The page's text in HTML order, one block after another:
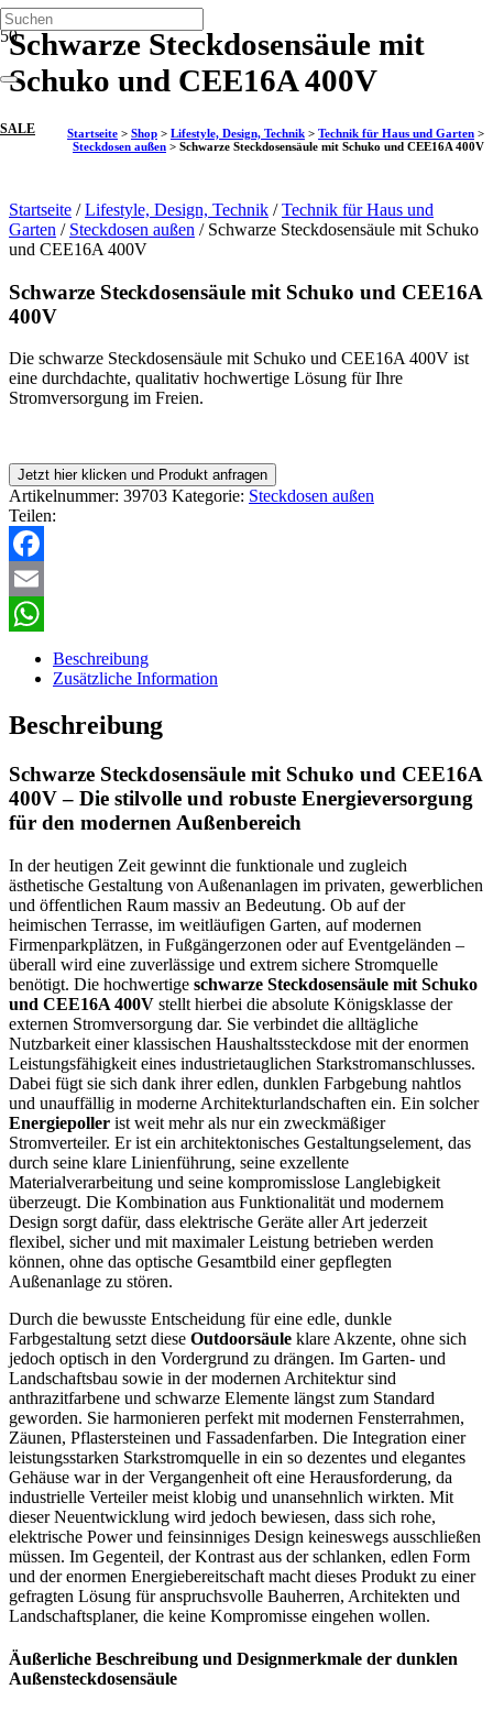
SALE
Schwarze Steckdosensäule mit
Schuko und CEE16A 400V
Startseite > Shop > Lifestyle, Design, Technik > Technik für Haus und Garten >
Steckdosen außen > Schwarze Steckdosensäule mit Schuko und CEE16A 400V
Startseite /Lifestyle, Design, Technik /Technik für Haus und
Garten / Steckdosen außen / Schwarze Steckdosensäule mit Schuko
und CEE16A 400V
Schwarze Steckdosensäule mit Schuko und CEE16A
400V
Die schwarze Steckdosensäule mit Schuko und CEE16A 400V ist
eine durchdachte, qualitativ hochwertige Lösung für Ihre
Stromversorgung im Freien.
Jetzt hier klicken und Produkt anfragen
Artikelnummer: 39703 Kategorie: Steckdosen außen
Teilen:
Facebook
Email
WhatsApp
Beschreibung
Zusätzliche Information
Beschreibung
Schwarze Steckdosensäule mit Schuko und CEE16A
400V – Die stilvolle und robuste Energieversorgung
für den modernen Außenbereich
In der heutigen Zeit gewinnt die funktionale und zugleich
ästhetische Gestaltung von Außenanlagen im privaten, gewerblichen
und öffentlichen Raum massiv an Bedeutung. Ob auf der
heimischen Terrasse, im weitläufigen Garten, auf modernen
Firmenparkplätzen, in Fußgängerzonen oder auf Eventgeländen –
überall wird eine zuverlässige und extrem sichere Stromquelle
benötigt. Die hochwertige schwarze Steckdosensäule mit Schuko
und CEE16A 400V stellt hierbei die absolute Königsklasse der
externen Stromversorgung dar. Sie verbindet die alltägliche
Nutzbarkeit einer klassischen Haushaltssteckdose mit der enormen
Leistungsfähigkeit eines industrietauglichen Starkstromanschlusses.
Dabei fügt sie sich dank ihrer edlen, dunklen Farbgebung nahtlos
und unauffällig in moderne Architekturlandschaften ein. Ein solcher
Energiepoller ist weit mehr als nur ein zweckmäßiger
Stromverteiler. Er ist ein architektonisches Gestaltungselement, das
durch seine klare Linienführung, seine exzellente
Materialverarbeitung und seine kompromisslose Langlebigkeit
überzeugt. Die Kombination aus Funktionalität und modernem
Design sorgt dafür, dass elektrische Geräte aller Art jederzeit
flexibel, sicher und mit maximaler Leistung betrieben werden
können, ohne das optische Gesamtbild einer gepflegten
Außenanlage zu stören.
Durch die bewusste Entscheidung für eine edle, dunkle
Farbgestaltung setzt diese Outdoorsäule klare Akzente, ohne sich
jedoch optisch in den Vordergrund zu drängen. Im Garten- und
Landschaftsbau sowie in der modernen Architektur sind
anthrazitfarbene und schwarze Elemente längst zum Standard
geworden. Sie harmonieren perfekt mit modernen Fensterrahmen,
Zäunen, Pflastersteinen und Fassadenfarben. Die Integration einer
leistungsstarken Starkstromquelle in ein so dezentes und elegantes
Gehäuse war in der Vergangenheit oft eine Herausforderung, da
industrielle Verteiler meist klobig und unansehnlich wirkten. Mit
dieser Neuentwicklung wird jedoch bewiesen, dass sich rohe,
elektrische Power und feinsinniges Design keineswegs ausschließen
müssen. Im Gegenteil, der Kontrast aus der schlanken, edlen Form
und der enormen Energiebereitschaft macht dieses Produkt zu einer
gefragten Lösung für anspruchsvolle Bauherren, Architekten und
Landschaftsplaner, die keine Kompromisse eingehen wollen.
Äußerliche Beschreibung und Designmerkmale der dunklen
Außensteckdosensäule